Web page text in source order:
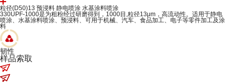
粒径(D50)13 预浸料 静电喷涂 水基涂料喷涂
330UPF-1000是为粗粉经过研磨得到，1000目,粒径13μm，高流动性。适用于静电
喷涂、水基涂料喷涂、预浸料、可用于机械、汽车、食品加工、电子等零件加工及涂
料
韧性
样品索取